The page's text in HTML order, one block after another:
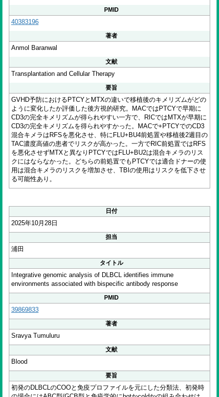
PMID
40383196
著者
Anmol Baranwal
文献
Transplantation and Cellular Therapy
要旨
GVHD予防におけるPTCYとMTXの違いで移植後のキメリズムがどの
ように変化したか評価した後方視的研究。MACではPTCYで早期に
CD3の完全キメリズムが得られやすい一方で、RICではMTXが早期に
CD3の完全キメリズムを得られやすかった。MACで+PTCYでのCD3
混合キメラはRFSを悪化させ、特にFLU+BU4前処置や移植後2週目の
TAC濃度高値の患者でリスクが高かった。一方でRIC前処置ではRFS
を悪化させずMTXと異なりPTCYではFLU+BU2は混合キメラのリス
クにはならなかった。どちらの前処置でもPTCYでは適合ドナーの使
用は混合キメラのリスクを増加させ、TBIの使用はリスクを低下させ
る可能性あり。
日付
2025年10月28日
担当
浦田
タイトル
Integrative genomic analysis of DLBCL identifies immune
environments associated with bispecific antibody response
PMID
39869833
著者
Sravya Tumuluru
文献
Blood
要旨
初発のDLBCLのCOOと免疫プロファイルを元にした分類法、初発時